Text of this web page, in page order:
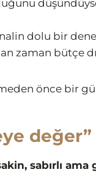
dolu bir
zaman bütçe
önce bir
değer”
sabırlı